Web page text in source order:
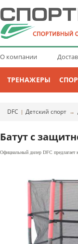
О компании
ТРЕНАЖЕРЫ
DFC | Детский спорт →
Батут с
Официальный дилер DFC